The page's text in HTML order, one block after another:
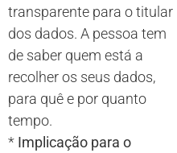
transparente para o titular
dos dados. A pessoa tem
de saber quem está a
recolher os seus dados,
para quê e por quanto
tempo.
* Implicação para o